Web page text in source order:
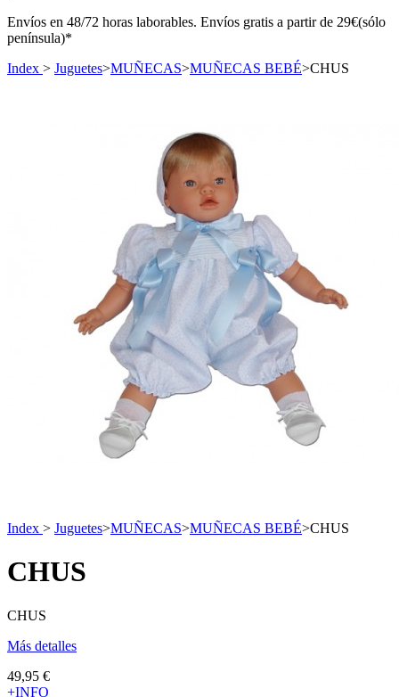
Envíos en 48/72 horas laborables. Envíos gratis a partir de 29€(sólo
península)*
Index > Juguetes>MUÑECAS>MUÑECAS BEBÉ>CHUS
Index > Juguetes>MUÑECAS>MUÑECAS BEBÉ>CHUS
CHUS
CHUS
Más detalles
49,95 €
+INFO